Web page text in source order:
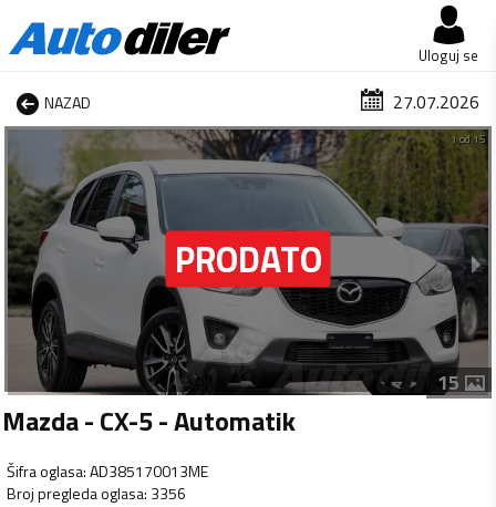
Uloguj se
NAZAD 27.07.2026
1 od 15
15
Mazda - CX-5 - Automatik
Šifra oglasa:AD385170013ME
Broj pregleda oglasa: 3356